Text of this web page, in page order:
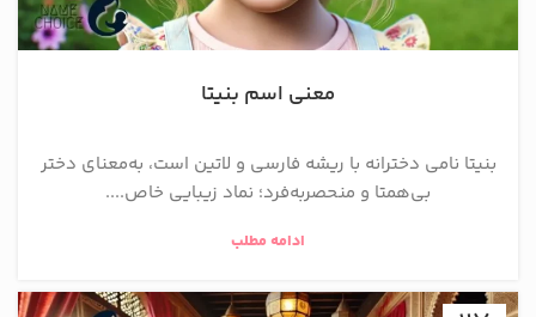
معنی اسم بنیتا
بنیتا نامی دخترانه با ریشه فارسی و لاتین است، به‌معنای دختر
بی‌همتا و منحصر‌به‌فرد؛ نماد زیبایی خاص....
ادامه مطلب